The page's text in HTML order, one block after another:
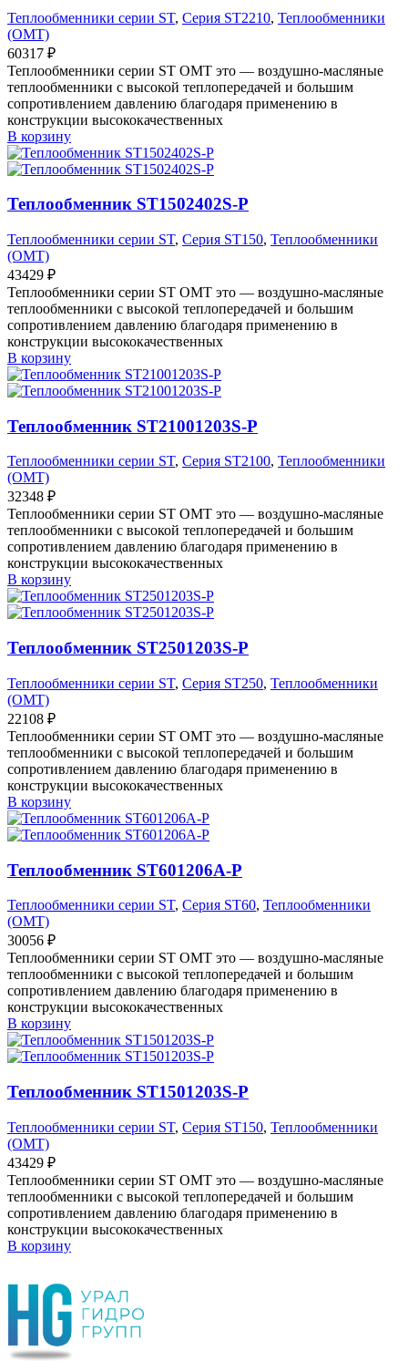
Теплообменники серии ST, Серия ST2210, Теплообменники
(OMT)
60317 ₽
Теплообменники серии ST OMT это — воздушно-масляные
теплообменники с высокой теплопередачей и большим
сопротивлением давлению благодаря применению в
конструкции высококачественных
В корзину
Теплообменник ST1502402S-P
Теплообменники серии ST, Серия ST150, Теплообменники
(OMT)
43429 ₽
Теплообменники серии ST OMT это — воздушно-масляные
теплообменники с высокой теплопередачей и большим
сопротивлением давлению благодаря применению в
конструкции высококачественных
В корзину
Теплообменник ST21001203S-P
Теплообменники серии ST, Серия ST2100, Теплообменники
(OMT)
32348 ₽
Теплообменники серии ST OMT это — воздушно-масляные
теплообменники с высокой теплопередачей и большим
сопротивлением давлению благодаря применению в
конструкции высококачественных
В корзину
Теплообменник ST2501203S-P
Теплообменники серии ST, Серия ST250, Теплообменники
(OMT)
22108 ₽
Теплообменники серии ST OMT это — воздушно-масляные
теплообменники с высокой теплопередачей и большим
сопротивлением давлению благодаря применению в
конструкции высококачественных
В корзину
Теплообменник ST601206A-P
Теплообменники серии ST, Серия ST60, Теплообменники
(OMT)
30056 ₽
Теплообменники серии ST OMT это — воздушно-масляные
теплообменники с высокой теплопередачей и большим
сопротивлением давлению благодаря применению в
конструкции высококачественных
В корзину
Теплообменник ST1501203S-P
Теплообменники серии ST, Серия ST150, Теплообменники
(OMT)
43429 ₽
Теплообменники серии ST OMT это — воздушно-масляные
теплообменники с высокой теплопередачей и большим
сопротивлением давлению благодаря применению в
конструкции высококачественных
В корзину